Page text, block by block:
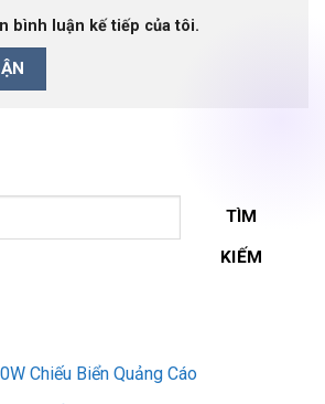
bình luận kế tiếp của tôi.
TÌM
KIẾM
Chiếu Biển Quảng Cáo